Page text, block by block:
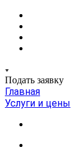
Подать заявку
Главная
Услуги и цены